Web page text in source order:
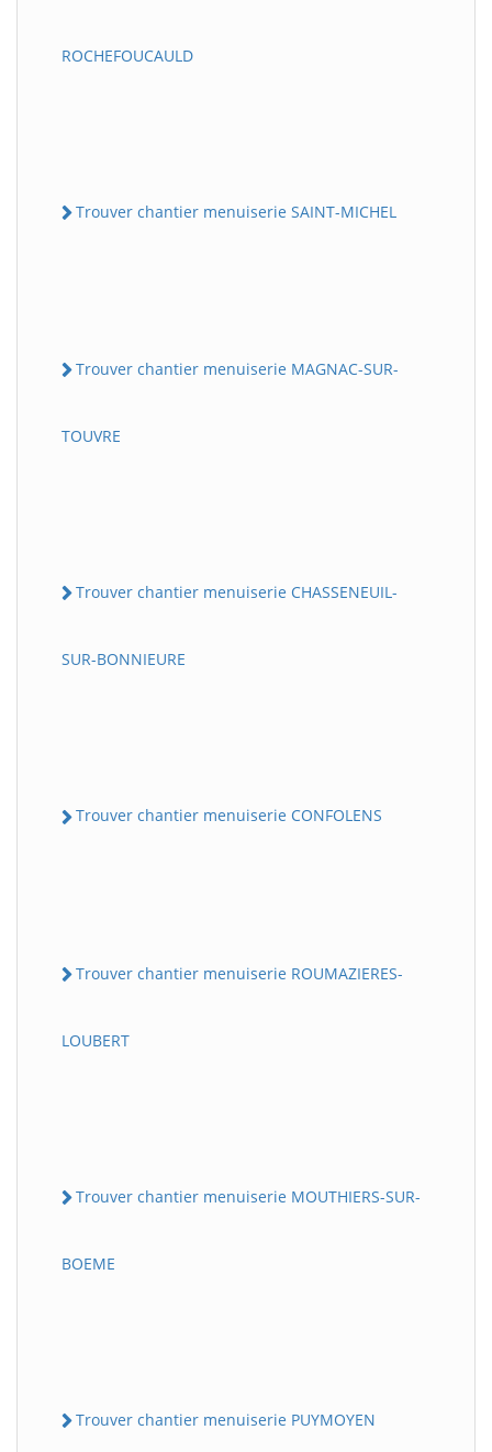
ROCHEFOUCAULD
Trouver chantier menuiserie SAINT-MICHEL
Trouver chantier menuiserie MAGNAC-SUR-
TOUVRE
Trouver chantier menuiserie CHASSENEUIL-
SUR-BONNIEURE
Trouver chantier menuiserie CONFOLENS
Trouver chantier menuiserie ROUMAZIERES-
LOUBERT
Trouver chantier menuiserie MOUTHIERS-SUR-
BOEME
Trouver chantier menuiserie PUYMOYEN